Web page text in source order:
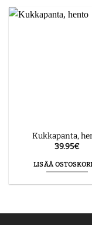
Kukkapanta,
39.95€
LISÄÄ